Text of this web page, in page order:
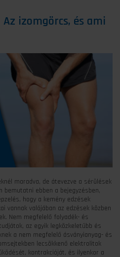
izomgörcs, és ami
maradva, de átevezve a sérülések
ebben a bejegyzésben,
hogy a kemény edzések
vannak valójában az edzések közben
Nem megfelelő folyadék- és
az egyik legközkeletűbb és
a nem megfelelő ásványianyag- és
lecsökkenő elektrolitok
kontrakcióját, és ilyenkor a